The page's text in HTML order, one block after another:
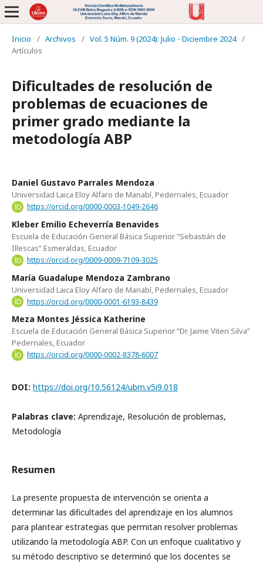
Inicio / Archivos / Vol. 5 Núm. 9 (2024): Julio - Diciembre 2024 /
Artículos
Dificultades de resolución de
problemas de ecuaciones de
primer grado mediante la
metodología ABP
Daniel Gustavo Parrales Mendoza
Universidad Laica Eloy Alfaro de Manabí, Pedernales, Ecuador
https://orcid.org/0000-0003-1049-2646
Kleber Emilio Echeverría Benavides
Escuela de Educación General Básica Superior “Sebastián de
Illescas” Esmeraldas, Ecuador
https://orcid.org/0009-0009-7109-3025
María Guadalupe Mendoza Zambrano
Universidad Laica Eloy Alfaro de Manabí, Pedernales, Ecuador
https://orcid.org/0000-0001-6193-8439
Meza Montes Jéssica Katherine
Escuela de Educación General Básica Superior “Dr. Jaime Viteri Silva”
Pedernales, Ecuador
https://orcid.org/0000-0002-8378-6007
DOI: https://doi.org/10.56124/ubm.v5i9.018
Palabras clave: Aprendizaje, Resolución de problemas,
Metodología
Resumen
La presente propuesta de intervención se orienta a
determinar las dificultades del aprendizaje en los alumnos
para plantear estrategias que permitan resolver problemas
utilizando la metodología ABP. Con un enfoque cualitativo y
su método descriptivo se determinó que los docentes se